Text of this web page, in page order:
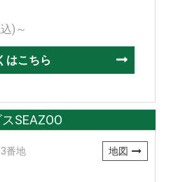
)～
はこちら
SEAZOO
番地
地図